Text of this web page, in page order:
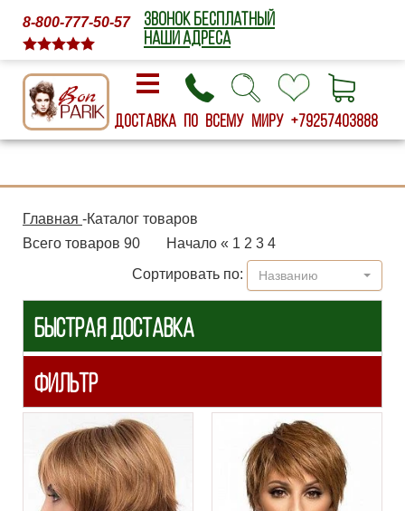
8-800-777-50-57
ЗВОНОК БЕСПЛАТНЫЙ
НАШИ АДРЕСА
Доставка по всему миру +79257403888
Главная -Каталог товаров
Всего товаров 90
Начало « 1 2 3 4
Сортировать по: Названию
БЫСТРАЯ ДОСТАВКА
ФИЛЬТР